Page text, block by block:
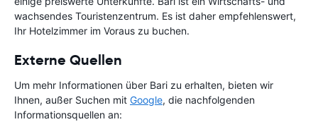
wachsendes Touristenzentrum. Es ist daher empfehlenswert,
Ihr Hotelzimmer im Voraus zu buchen.
Externe Quellen
Um mehr Informationen über Bari zu erhalten, bieten wir
Ihnen, außer Suchen mit Google, die nachfolgenden
Informationsquellen an: